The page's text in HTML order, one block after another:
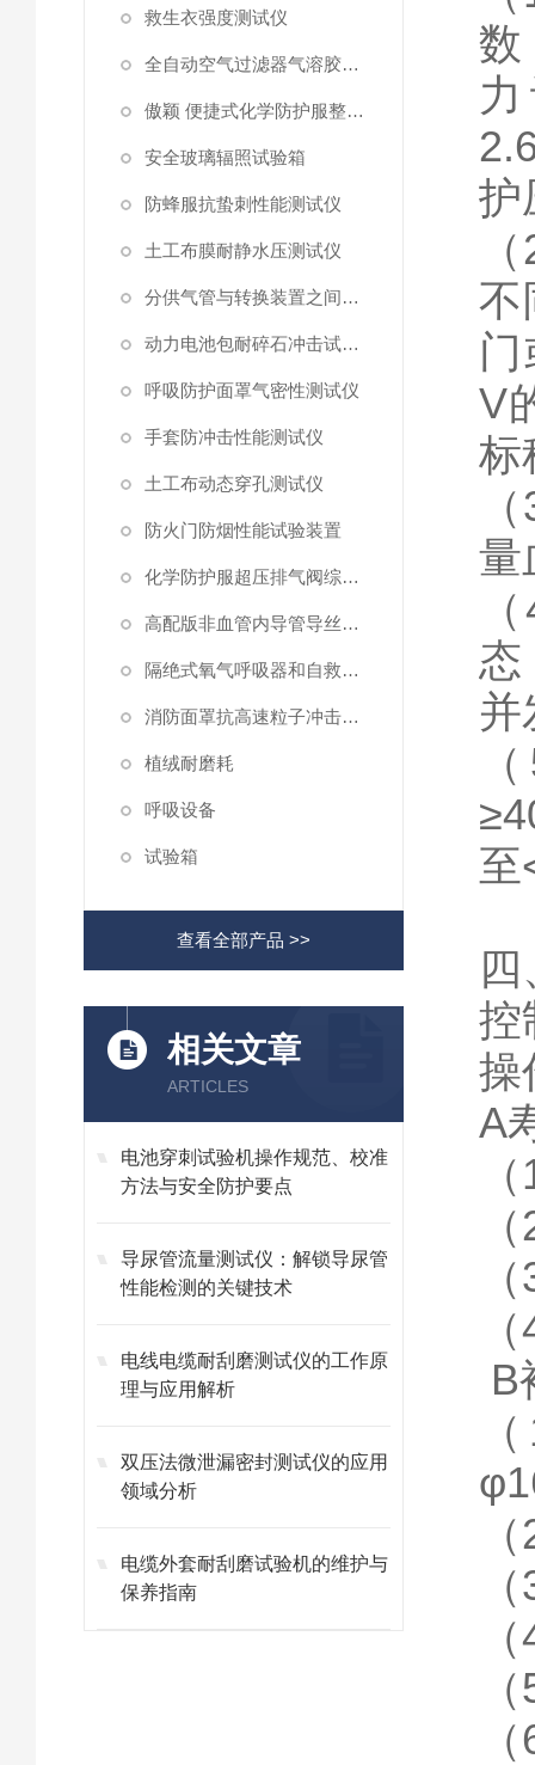
救生衣强度测试仪
全自动空气过滤器气溶胶细菌截留测试仪
傲颖 便捷式化学防护服整体气密性测试仪
安全玻璃辐照试验箱
防蜂服抗蛰刺性能测试仪
土工布膜耐静水压测试仪
分供气管与转换装置之间连接强度试验机
动力电池包耐碎石冲击试验机
呼吸防护面罩气密性测试仪
手套防冲击性能测试仪
土工布动态穿孔测试仪
防火门防烟性能试验装置
化学防护服超压排气阀综合性测试仪
高配版非血管内导管导丝滑动性能测试仪
隔绝式氧气呼吸器和自救器二氧化碳吸收率及水分含量测试仪
消防面罩抗高速粒子冲击试验机
植绒耐磨耗
呼吸设备
试验箱
查看全部产品 >>
相关文章
ARTICLES
电池穿刺试验机操作规范、校准
方法与安全防护要点
导尿管流量测试仪：解锁导尿管
性能检测的关键技术
电线电缆耐刮磨测试仪的工作原
理与应用解析
双压法微泄漏密封测试仪的应用
领域分析
电缆外套耐刮磨试验机的维护与
保养指南
数
护
（
不
V
标
（
量
（
态
并
（
≥
至
控
操
A
（
（
（
（
B
（
φ
（
（
（
（
（